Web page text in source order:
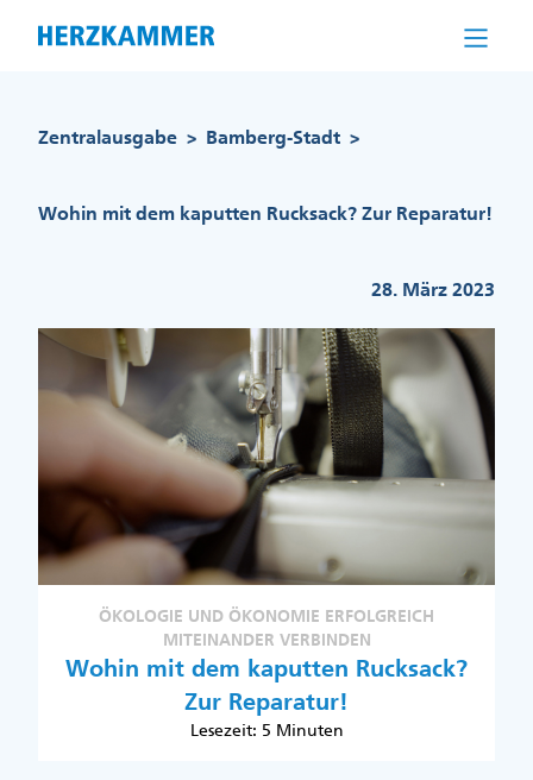
Zentralausgabe > Bamberg-Stadt >
Wohin mit dem kaputten Rucksack? Zur Reparatur!
28. März 2023
ÖKOLOGIE UND ÖKONOMIE ERFOLGREICH
MITEINANDER VERBINDEN
Wohin mit dem kaputten Rucksack?
Zur Reparatur!
Lesezeit: 5 Minuten